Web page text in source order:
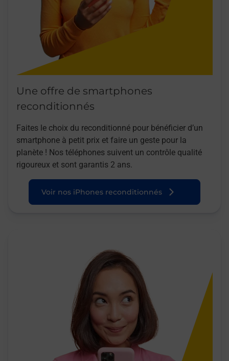
Une offre de smartphones
reconditionnés
Faites le choix du reconditionné pour bénéficier d’un
smartphone à petit prix et faire un geste pour la
planète ! Nos téléphones suivent un contrôle qualité
rigoureux et sont garantis 2 ans.
Voir nos iPhones reconditionnés